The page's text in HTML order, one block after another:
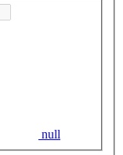
null